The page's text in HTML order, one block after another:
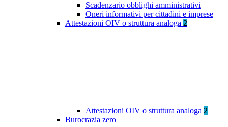
Scadenzario obblighi amministrativi
Oneri informativi per cittadini e imprese
Attestazioni OIV o struttura analoga 2
Attestazioni OIV o struttura analoga 2
Burocrazia zero